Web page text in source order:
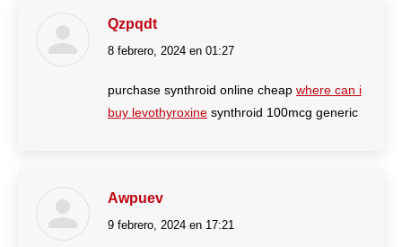
Qzpqdt
dice:
8 febrero, 2024 en 01:27
purchase synthroid online cheap where can i
buy levothyroxine synthroid 100mcg generic
Awpuev
dice:
9 febrero, 2024 en 17:21